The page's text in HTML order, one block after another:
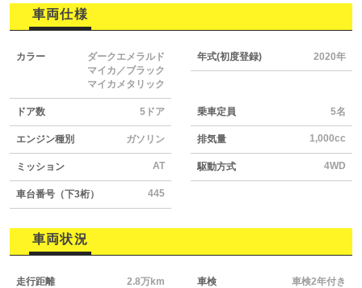
車両仕様
カラー
ダークエメラルド
マイカ／ブラック
マイカメタリック
年式(初度登録) 2020年
ドア数 5ドア 乗車定員 5名
エンジン種別 ガソリン 排気量 1,000cc
ミッション AT 駆動方式 4WD
車台番号（下3桁） 445
車両状況
走行距離 2.8万km 車検 車検2年付き